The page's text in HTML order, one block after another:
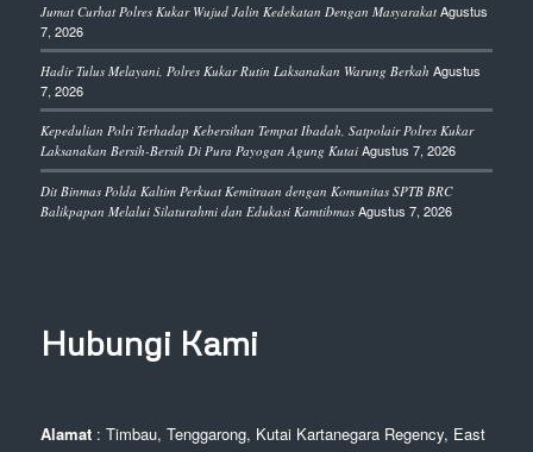
Jumat Curhat Polres Kukar Wujud Jalin Kedekatan Dengan Masyarakat Agustus
7, 2026
Hadir Tulus Melayani, Polres Kukar Rutin Laksanakan Warung Berkah Agustus
7, 2026
Kepedulian Polri Terhadap Kebersihan Tempat Ibadah, Satpolair Polres Kukar
Laksanakan Bersih-Bersih Di Pura Payogan Agung Kutai Agustus 7, 2026
Dit Binmas Polda Kaltim Perkuat Kemitraan dengan Komunitas SPTB BRC
Balikpapan Melalui Silaturahmi dan Edukasi Kamtibmas Agustus 7, 2026
Hubungi Kami
Alamat: Timbau, Tenggarong, Kutai Kartanegara Regency, East